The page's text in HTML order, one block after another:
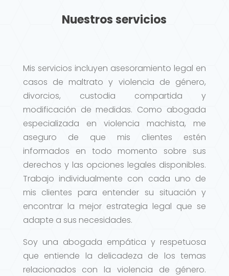
Nuestros servicios
Mis servicios incluyen asesoramiento legal en
casos de maltrato y violencia de género,
divorcios, custodia compartida y
modificación de medidas. Como abogada
especializada en violencia machista, me
aseguro de que mis clientes estén
informados en todo momento sobre sus
derechos y las opciones legales disponibles.
Trabajo individualmente con cada uno de
mis clientes para entender su situación y
encontrar la mejor estrategia legal que se
adapte a sus necesidades.
Soy una abogada empática y respetuosa
que entiende la delicadeza de los temas
relacionados con la violencia de género.